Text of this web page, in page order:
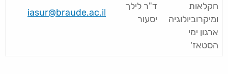
חקלאות
ומיקרוביולוגיה
ארגון ימי
הסטאז'
ד"ר לילך
יסעור
iasur@braude.ac.il